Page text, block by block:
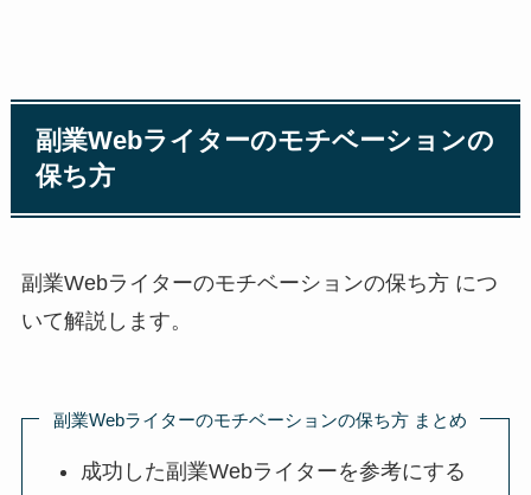
副業Webライターのモチベーションの
保ち方
副業Webライターのモチベーションの保ち方 につ
いて解説します。
副業Webライターのモチベーションの保ち方 まとめ
成功した副業Webライターを参考にする